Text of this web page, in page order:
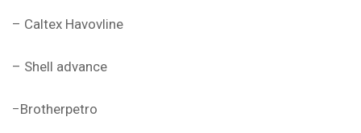
– Caltex Havovline
– Shell advance
−Brotherpetro